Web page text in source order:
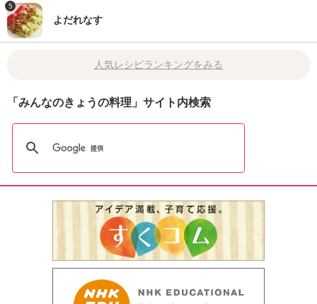
5
よだれなす
人気レシピランキングをみる
「みんなのきょうの料理」サイト内検索